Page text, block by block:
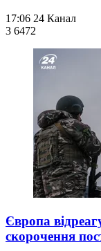
17:06 24 Канал
3 6472
Європа
скорочення